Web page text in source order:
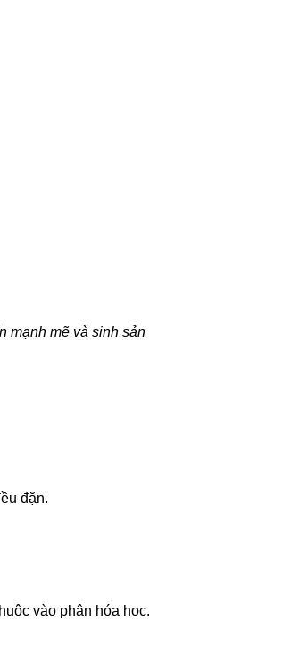
mạnh mẽ và sinh sản
đặn.
vào phân hóa học.